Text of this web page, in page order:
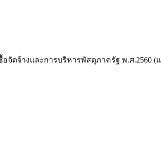
ดจ้างและการบริหารพัสดุภาครัฐ พ.ศ.2560 (